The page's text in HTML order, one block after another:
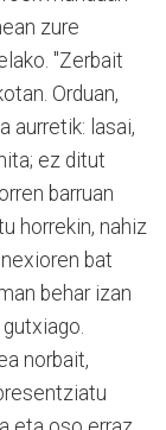
zure
"Zerbait
Orduan,
aurretik: lasai,
ez ditut
barruan
horrekin, nahiz
bat
behar izan
norbait,